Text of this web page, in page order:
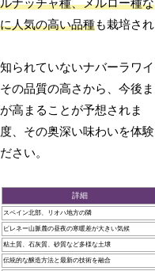
ナッチャ種、メルロー種な
人気の高い品種も栽培され
られていないナバーラワイ
の品質の高さから、今後ま
高まることが予想されま
、その奥深い味わいを体験
さい。
詳細
スペイン北部、リオハ地方の隣
ピレネー山脈麓の昼夜の寒暖差が大きい気候
粘土質、石灰質、砂質など多様な土壌
伝統的な醸造方法と最新の技術を融合